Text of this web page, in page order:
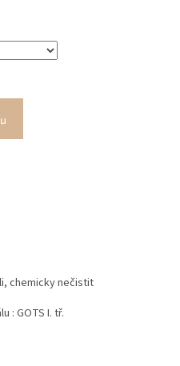
chemicky nečistit
: GOTS I. tř.